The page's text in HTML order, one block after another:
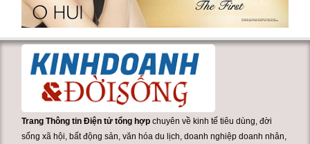
Trang Thông tin Điện tử tổng hợp chuyên về kinh tế tiêu dùng, đời
sống xã hội, bất động sản, văn hóa du lịch, doanh nghiệp doanh nhân,